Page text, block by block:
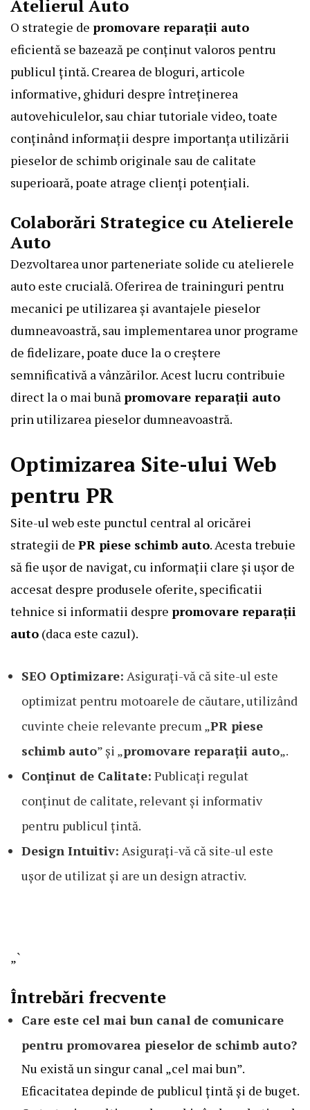
Atelierul Auto
O strategie de promovare reparații auto
eficientă se bazează pe conținut valoros pentru
publicul țintă. Crearea de bloguri, articole
informative, ghiduri despre întreținerea
autovehiculelor, sau chiar tutoriale video, toate
conținând informații despre importanța utilizării
pieselor de schimb originale sau de calitate
superioară, poate atrage clienți potențiali.
Colaborări Strategice cu Atelierele
Auto
Dezvoltarea unor parteneriate solide cu atelierele
auto este crucială. Oferirea de traininguri pentru
mecanici pe utilizarea și avantajele pieselor
dumneavoastră, sau implementarea unor programe
de fidelizare, poate duce la o creștere
semnificativă a vânzărilor. Acest lucru contribuie
direct la o mai bunăpromovare reparații auto
prin utilizarea pieselor dumneavoastră.
Optimizarea Site-ului Web
pentru PR
Site-ul web este punctul central al oricărei
strategii de PR piese schimb auto. Acesta trebuie
să fie ușor de navigat, cu informații clare și ușor de
accesat despre produsele oferite, specificatii
tehnice si informatii despre promovare reparații
auto (daca este cazul).
SEO Optimizare: Asigurați-vă că site-ul este
optimizat pentru motoarele de căutare, utilizând
cuvinte cheie relevante precum „PR piese
schimb auto” și „promovare reparații auto„.
Conținut de Calitate: Publicați regulat
conținut de calitate, relevant și informativ
pentru publicul țintă.
Design Intuitiv: Asigurați-vă că site-ul este
ușor de utilizat și are un design atractiv.
„`
Întrebări frecvente
Care este cel mai bun canal de comunicare
pentru promovarea pieselor de schimb auto?
Nu există un singur canal „cel mai bun”.
Eficacitatea depinde de publicul țintă și de buget.